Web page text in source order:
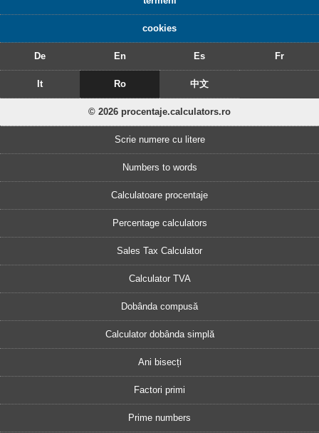
cookies
De En Es Fr
It Ro 中文
© 2026 procentaje.calculators.ro
Scrie numere cu litere
Numbers to words
Calculatoare procentaje
Percentage calculators
Sales Tax Calculator
Calculator TVA
Dobânda compusă
Calculator dobânda simplă
Ani bisecți
Factori primi
Prime numbers